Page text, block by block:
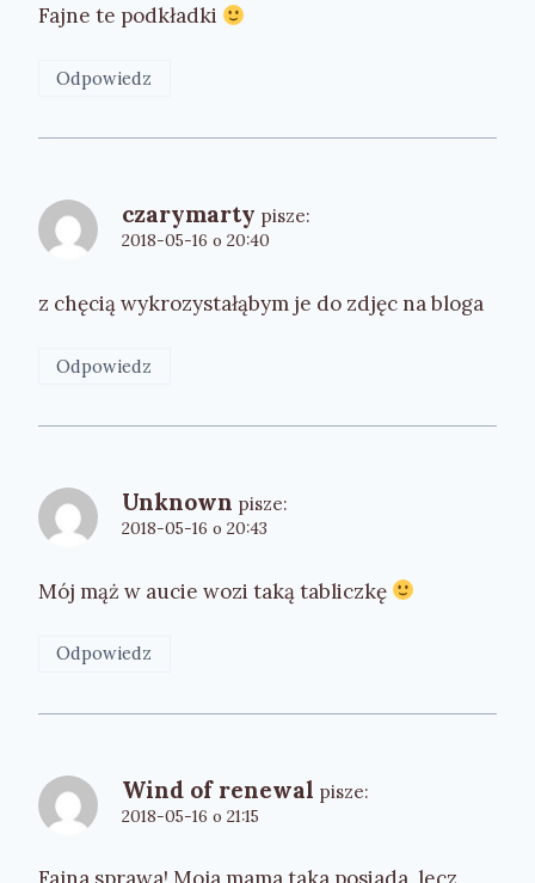
Fajne te podkładki
Odpowiedz
czarymarty pisze:
2018-05-16 o 20:40
z chęcią wykrozystałąbym je do zdjęc na bloga
Odpowiedz
Unknown pisze:
2018-05-16 o 20:43
Mój mąż w aucie wozi taką tabliczkę
Odpowiedz
Wind of renewal pisze:
2018-05-16 o 21:15